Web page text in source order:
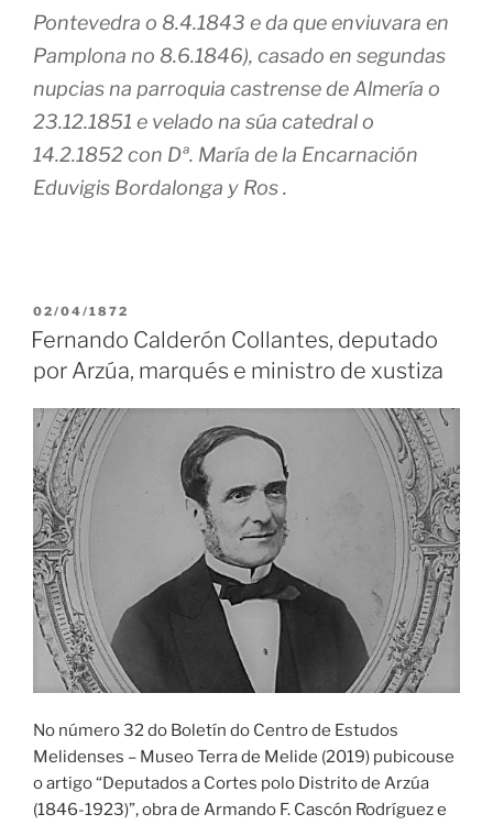
Pontevedra o 8.4.1843 e da que enviuvara en
Pamplona no 8.6.1846), casado en segundas
nupcias na parroquia castrense de Almería o
23.12.1851 e velado na súa catedral o
14.2.1852 con Dª. María de la Encarnación
Eduvigis Bordalonga y Ros .
PUBLICADO
EN
02/04/1872
Fernando Calderón Collantes, deputado
por Arzúa, marqués e ministro de xustiza
No número 32 do Boletín do Centro de Estudos
Melidenses – Museo Terra de Melide (2019) pubicouse
o artigo “Deputados a Cortes polo Distrito de Arzúa
(1846-1923)”, obra de Armando F. Cascón Rodríguez e